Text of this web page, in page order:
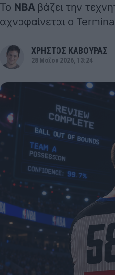
Το NBA βάζει την
αχνοφαίνεται ο
ΧΡΗΣΤΟΣ ΚΑΒΟΥΡΑΣ
28 Μαΐου 2026, 13:24